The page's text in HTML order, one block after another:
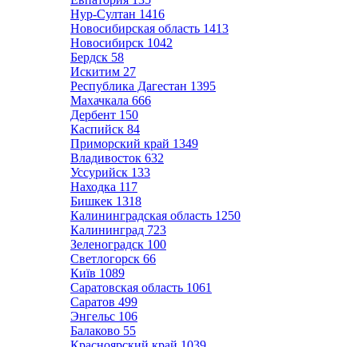
Нур-Султан 1416
Новосибирская область 1413
Новосибирск 1042
Бердск 58
Искитим 27
Республика Дагестан 1395
Махачкала 666
Дербент 150
Каспийск 84
Приморский край 1349
Владивосток 632
Уссурийск 133
Находка 117
Бишкек 1318
Калининградская область 1250
Калининград 723
Зеленоградск 100
Светлогорск 66
Київ 1089
Саратовская область 1061
Саратов 499
Энгельс 106
Балаково 55